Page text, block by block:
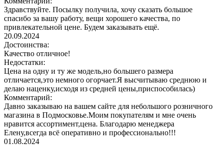
Здравствуйте. Посылку получила, хочу сказать большое
спасибо за вашу работу, вещи хорошего качества, по
привлекательной цене. Будем заказывать ещё.
20.09.2024
Достоинства:
Качество отличное!
Недостатки:
Цена на одну и ту же модель,но большего размера
отличается,это немного огорчает.Я высчитываю среднюю и
делаю наценку,исходя из средней цены,приспособилась)
Комментарий:
Давно заказываю на вашем сайте для небольшого розничного
магазина в Подмосковье.Моим покупателям и мне очень
нравится ассортимент,цена. Благодарю менеджера
Елену,всегда всё оперативно и профессионально!!!
01.08.2024